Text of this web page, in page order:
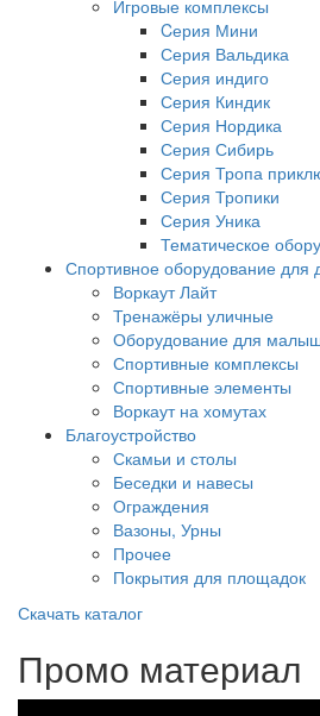
Игровые комплексы
Cерия Мини
Серия Вальдика
Серия индиго
Серия Киндик
Серия Нордика
Серия Сибирь
Серия Тропа
Серия Тропики
Серия Уника
Тематическое
Спортивное оборудование для
Воркаут Лайт
Тренажёры уличные
Оборудование для
Спортивные комплексы
Спортивные элементы
Воркаут на хомутах
Благоустройство
Скамьи и столы
Беседки и навесы
Ограждения
Вазоны, Урны
Прочее
Покрытия для площадок
Скачать каталог
Промо материал